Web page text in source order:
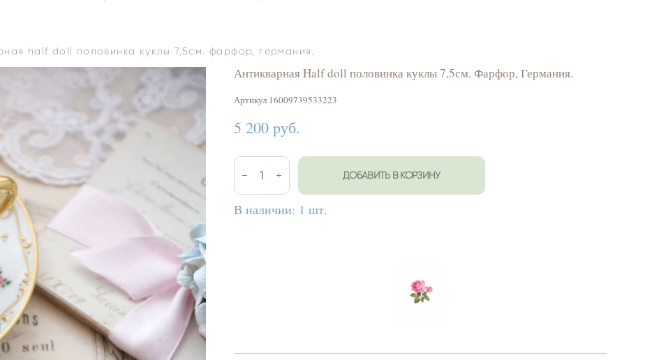
half doll половинка куклы 7,5см. фарфор, германия.
Антикварная Half doll половинка куклы 7,5см. Фарфор, Германия.
Артикул 16009739533223
5 200 pуб.
В наличии: 1 шт.
ДОБАВИТЬ В КОРЗИНУ